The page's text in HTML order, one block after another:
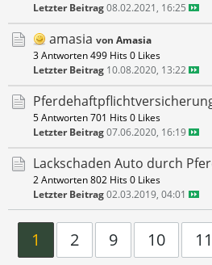
Letzter Beitrag08.02.2021, 16:25
amasia von Amasia
3 Antworten499 Hits0 Likes
Letzter Beitrag 10.08.2020, 13:22
5 Antworten701 Hits0 Likes
Letzter Beitrag07.06.2020, 16:19
Lackschaden Auto durch
2 Antworten802 Hits0 Likes
Letzter Beitrag02.03.2019, 04:01
1 2 9 10 11